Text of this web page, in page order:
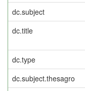
dc.subject
dc.title
dc.type
dc.subject.thesagro